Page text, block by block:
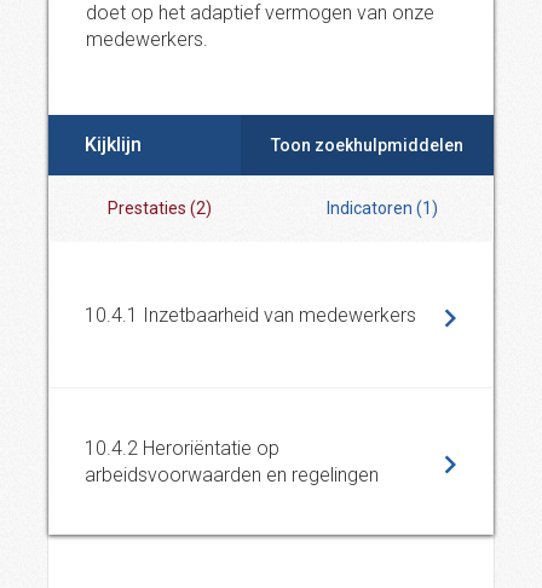
doet op het adaptief vermogen van onze
medewerkers.
Kijklijn Toon zoekhulpmiddelen
Prestaties (2) Indicatoren (1)
10.4.1 Inzetbaarheid van medewerkers
10.4.2 Heroriëntatie op
arbeidsvoorwaarden en regelingen